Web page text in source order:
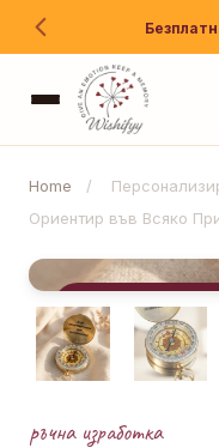
съдържание
Home /
Ориентир във Всяко
РЪЧНА
−15%
ръчна изработка
Данни за доставка
Попълни веднъж, плати
ИМЕ
ФАМИЛИЯ